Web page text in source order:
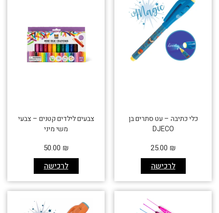
כלי כתיבה – עט סתרים בן
DJECO
לרכישה
25.00 ₪
צבעים לילדים קטנים – צבעי
משי מיני
לרכישה
50.00 ₪